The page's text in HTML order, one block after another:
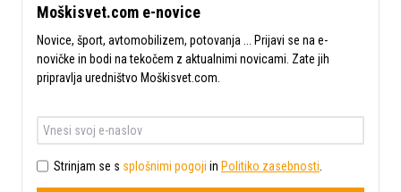
Moškisvet.com e-novice
Novice, šport, avtomobilizem, potovanja ... Prijavi se na e-
novičke in bodi na tekočem z aktualnimi novicami. Zate jih
pripravlja uredništvo Moškisvet.com.
Strinjam se s splošnimi pogoji in Politiko zasebnosti